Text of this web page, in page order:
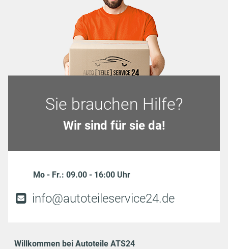
Sie brauchen Hilfe?
Wir sind für sie da!
Mo - Fr.: 09.00 - 16:00 Uhr
info@autoteileservice24.de
Willkommen bei Autoteile ATS24